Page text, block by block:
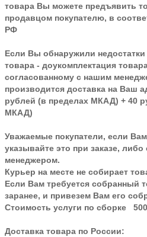
товара Вы можете предъявить
продавцом покупателю, в
РФ
Если Вы обнаружили
товара - доукомплектация
согласованному с нашим
производится доставка на Ваш
рублей (в пределах МКАД) + 40
МКАД)
Уважаемые покупатели, если
указывайте это при заказе, либо
менеджером.
Курьер на месте не собирает
Если Вам требуется собранный
заранее, и привезем Вам его
Стоимость услуги по сборке
Доставка товара по России: